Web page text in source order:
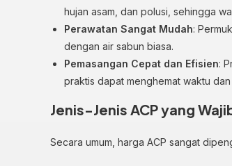
hujan asam, dan polusi, sehingga
Perawatan Sangat Mudah:
dengan air sabun biasa.
Pemasangan Cepat dan Efisien:
praktis dapat menghemat waktu
Jenis-Jenis ACP yang
Secara umum, harga ACP sangat